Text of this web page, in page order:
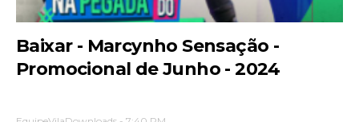
Baixar - Marcynho Sensação -
Promocional de Junho - 2024